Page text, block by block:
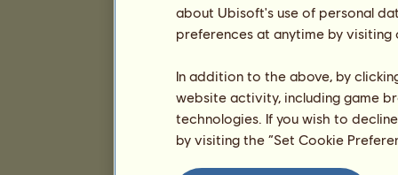
about Ubisoft's use of personal
preferences at anytime by
In addition to the above, by
website activity, including game
technologies. If you wish to
by visiting the “Set Cookie